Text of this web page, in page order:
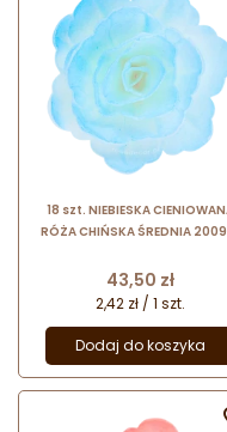
18 szt. NIEBIESKA
RÓŻA CHIŃSKA ŚREDNIA
waflowa - 55 mm
Cena
43,50 zł
2,42 zł / 1 szt.
Dodaj do koszyka